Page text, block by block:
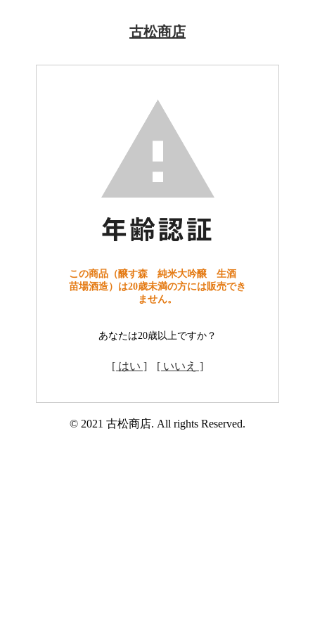
古松商店
この商品（醸す森 純米大吟醸 生酒
苗場酒造）は20歳未満の方には販売でき
ません。
あなたは20歳以上ですか？
[ はい ] [ いいえ ]
© 2021 古松商店. All rights Reserved.